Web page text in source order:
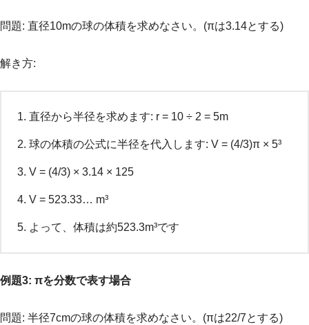
問題: 直径10mの球の体積を求めなさい。(πは3.14とする)
解き方:
直径から半径を求めます: r = 10 ÷ 2 = 5m
球の体積の公式に半径を代入します: V = (4/3)π × 5³
V = (4/3) × 3.14 × 125
V = 523.33… m³
よって、体積は約523.3m³です
例題3: πを分数で表す場合
問題: 半径7cmの球の体積を求めなさい。(πは22/7とする)